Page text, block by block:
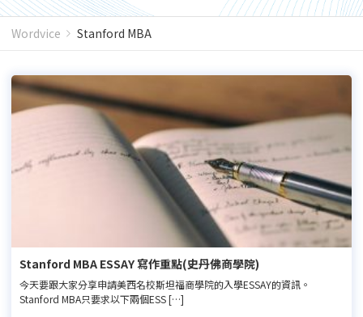
Wordvice Stanford MBA
Stanford MBA ESSAY 寫作重點(史丹佛商學院)
今天要跟大家分享申請美西名校斯坦福商學院的入學ESSAY的資訊。
Stanford MBA只要求以下兩個ESS […]